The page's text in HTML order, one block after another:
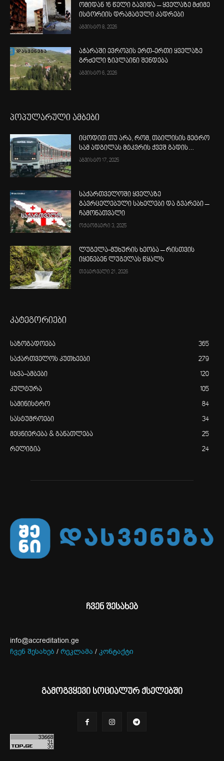
ომიდან 16 წელი გავიდა – ყველაზე მძიმე
ისტორიის დრამატული კადრები
აგვისტო 8, 2026
აჭარაში ევროპის ერთ-ერთი ყველაზე
გრძელი ზიპლაინი შენდება
აგვისტო 6, 2026
პოპულარული ამბები
იცოდით თუ არა, რომ, თბილისის მეტრო
სამ ადგილას მტკვრის ქვეშ გადის…
აგვისტო 17, 2025
საქართველოში ყველაზე
გავრცელებული სახელები და გვარები –
ჩამონათვალი
ოქტომბერი 3, 2025
ლუგელა-მუხურის ხეობა – რისთვის
იყენებენ ლუგელას წყალს
თებერვალი 21, 2026
კატეგორიები
საზოგადოება 365
საქართველოს კუთხეები 279
სხვა-ამბები 120
კულტურა 105
სამინისტრო 84
სასტუმროები 34
მეცნიერება & განათლება 25
რელიგია 24
ჩვენ შესახებ
info@accreditation.ge
ჩვენ შესახებ / რეკლამა / კონტაქტი
გამოგვყევი სოციალურ ქსელებში